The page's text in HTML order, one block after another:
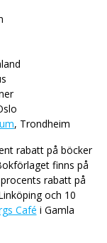
, Trondheim
rabatt på böcker
finns på
rabatt på
och 10
Café i Gamla